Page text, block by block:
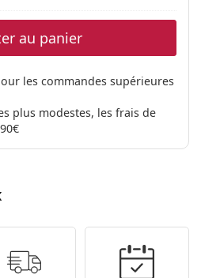
au panier
les commandes supérieures
plus modestes, les frais de